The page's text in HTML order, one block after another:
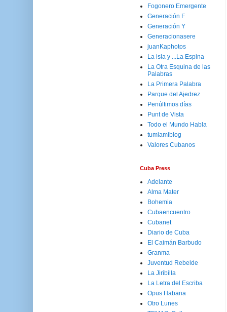
Fogonero Emergente
Generación F
Generación Y
Generacionasere
juanKaphotos
La isla y ...La Espina
La Otra Esquina de las
Palabras
La Primera Palabra
Parque del Ajedrez
Penúltimos días
Punt de Vista
Todo el Mundo Habla
tumiamiblog
Valores Cubanos
Cuba Press
Adelante
Alma Mater
Bohemia
Cubaencuentro
Cubanet
Diario de Cuba
El Caimán Barbudo
Granma
Juventud Rebelde
La Jiribilla
La Letra del Escriba
Opus Habana
Otro Lunes